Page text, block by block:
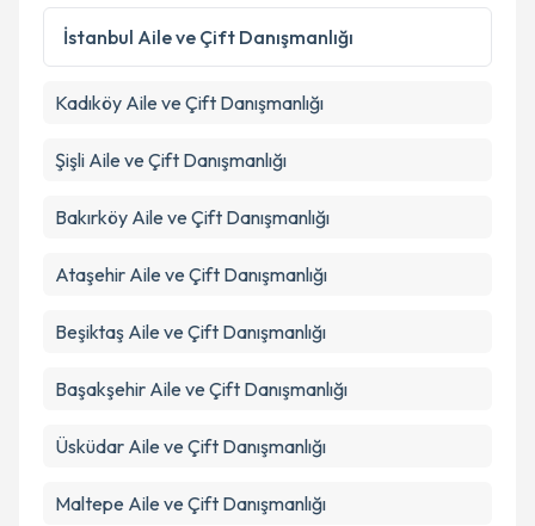
İstanbul Aile ve Çift Danışmanlığı
Kadıköy Aile ve Çift Danışmanlığı
Şişli Aile ve Çift Danışmanlığı
Bakırköy Aile ve Çift Danışmanlığı
Ataşehir Aile ve Çift Danışmanlığı
Beşiktaş Aile ve Çift Danışmanlığı
Başakşehir Aile ve Çift Danışmanlığı
Üsküdar Aile ve Çift Danışmanlığı
Maltepe Aile ve Çift Danışmanlığı